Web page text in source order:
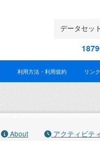
利用方法・利用規約 リンク
About アクティビテ